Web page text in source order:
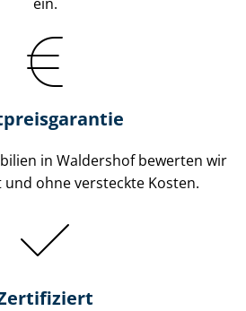
in Waldershof bewerten wir
ohne versteckte Kosten.